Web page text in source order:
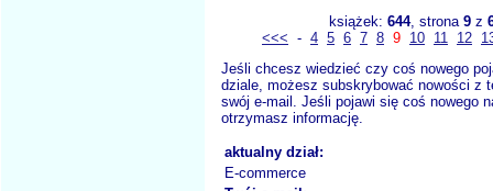
książek: 644, strona 9z
<<< - 4 5 6 7 8 9 10 11 12
Jeśli chcesz wiedzieć czy coś nowego
dziale, możesz subskrybować nowości z
swój e-mail. Jeśli pojawi się coś nowego
otrzymasz informację.
aktualny dział:
E-commerce